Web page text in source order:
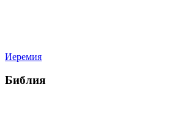
Иеремия
Библия